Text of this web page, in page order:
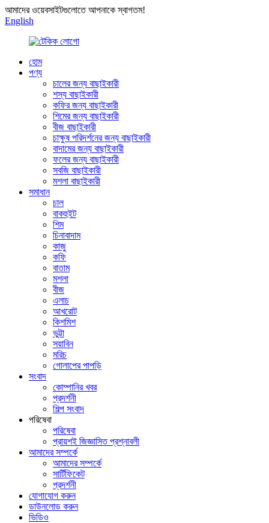
আমাদের ওয়েবসাইটগুলোতে আপনাকে স্বাগতম!
English
হোম
পণ্য
চালের জন্য বাছাইকারী
শস্য বাছাইকারী
কফির জন্য বাছাইকারী
শিমের জন্য বাছাইকারী
বীজ বাছাইকারী
চাক্ষুষ পরিদর্শনের জন্য বাছাইকারী
বাদামের জন্য বাছাইকারী
ফলের জন্য বাছাইকারী
সবজি বাছাইকারী
মশলা বাছাইকারী
সমাধান
চাল
বাকহুইট
শিম
চিনাবাদাম
কাজু
কফি
বাতাম
মশলা
বীজ
এলাচ
আখরোট
কিশমিশ
ভুট্টা
সয়াবিন
মরিচ
গোলাপের পাপড়ি
সংবাদ
কোম্পানির খবর
প্রদর্শনী
শিল্প সংবাদ
পরিষেবা
পরিষেবা
প্রায়শই জিজ্ঞাসিত প্রশ্নাবলী
আমাদের সম্পর্কে
আমাদের সম্পর্কে
সার্টিফিকেট
প্রদর্শনী
যোগাযোগ করুন
ডাউনলোড করুন
ভিডিও